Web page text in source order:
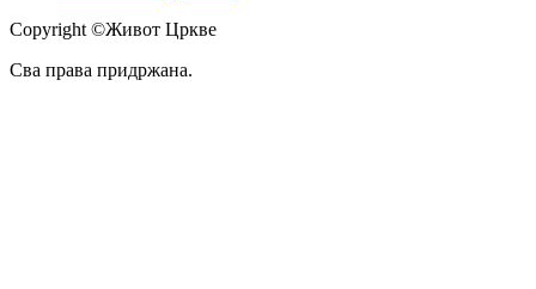
Copyright ©Живот Цркве
Сва права придржана.